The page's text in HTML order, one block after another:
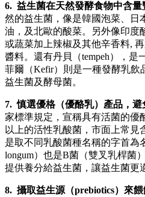
6. 益生菌在天然發酵食物中含量
然的益生菌，像是韓國泡菜、日
油，及北歐的酸菜。另外像印度
或蔬菜加上辣椒及其他辛香料,
醬料。還有丹貝（tempeh），
菲爾（Kefir）則是一種發酵乳飲
益生菌及酵母菌。
7. 慎選優格（優酪乳）產品，避
家標準規定，宣稱具有活菌的優
以上的活性乳酸菌，市面上常見
是取不同乳酸菌種名稱的字首為
longum）也是B菌（雙叉乳桿菌
提供養分給益生菌，讓益生菌更
8. 攝取益生源（prebiotics）來餵